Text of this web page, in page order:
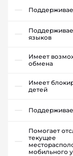
языков
Имеет
обмена
Имеет
детей
Помогает
текущее
мобильного